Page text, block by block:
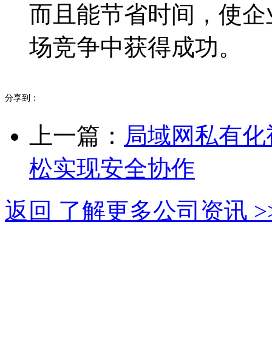
而且能节省时间，使
场竞争中获得成功。
分享到：
上一篇： 局域网私有
松实现安全协作
返回 了解更多公司资讯